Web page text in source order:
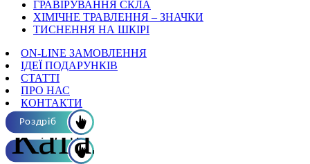
ГРАВІРУВАННЯ СКЛА
ХІМІЧНЕ ТРАВЛЕННЯ – ЗНАЧКИ
ТИСНЕННЯ НА ШКІРІ
ON-LINE ЗАМОВЛЕННЯ
ІДЕЇ ПОДАРУНКІВ
СТАТТІ
ПРО НАС
КОНТАКТИ
Роздріб
Каталог ОПТ